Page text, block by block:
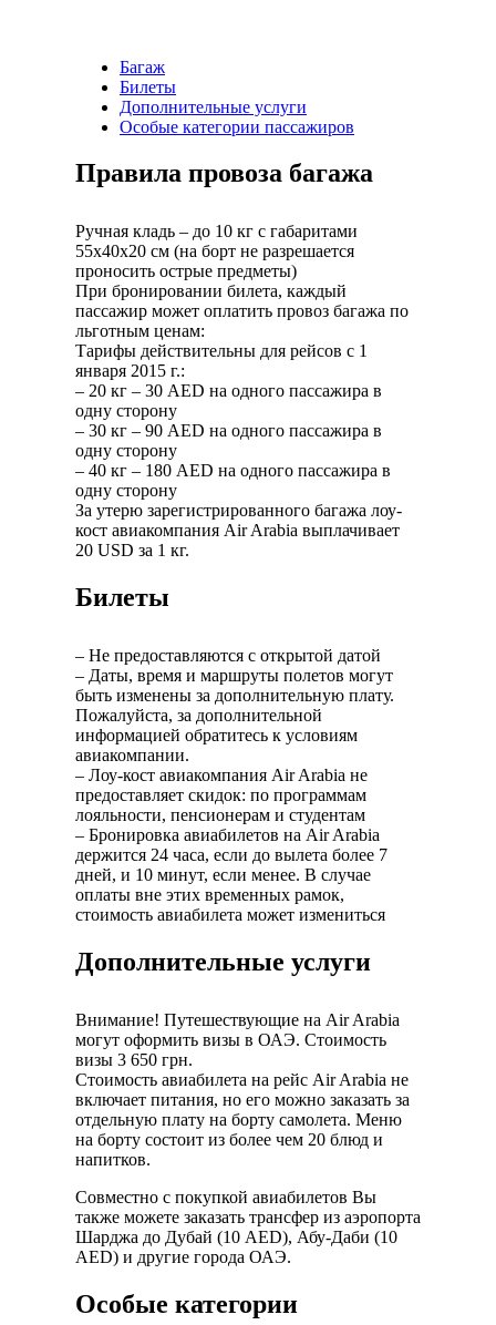
Багаж
Билеты
Дополнительные услуги
Особые категории пассажиров
Правила провоза багажа
Ручная кладь – до 10 кг с габаритами
55х40х20 см (на борт не разрешается
проносить острые предметы)
При бронировании билета, каждый
пассажир может оплатить провоз багажа по
льготным ценам:
Тарифы действительны для рейсов с 1
января 2015 г.:
– 20 кг – 30 AED на одного пассажира в
одну сторону
– 30 кг – 90 AED на одного пассажира в
одну сторону
– 40 кг – 180 AED на одного пассажира в
одну сторону
За утерю зарегистрированного багажа лоу-
кост авиакомпания Air Arabia выплачивает
20 USD за 1 кг.
Билеты
– Не предоставляются с открытой датой
– Даты, время и маршруты полетов могут
быть изменены за дополнительную плату.
Пожалуйста, за дополнительной
информацией обратитесь к условиям
авиакомпании.
– Лоу-кост авиакомпания Air Arabia не
предоставляет скидок: по программам
лояльности, пенсионерам и студентам
– Бронировка авиабилетов на Air Arabia
держится 24 часа, если до вылета более 7
дней, и 10 минут, если менее. В случае
оплаты вне этих временных рамок,
стоимость авиабилета может измениться
Дополнительные услуги
Внимание! Путешествующие на Air Arabia
могут оформить визы в ОАЭ. Стоимость
визы 3 650 грн.
Стоимость авиабилета на рейс Air Arabia не
включает питания, но его можно заказать за
отдельную плату на борту самолета. Меню
на борту состоит из более чем 20 блюд и
напитков.
Совместно с покупкой авиабилетов Вы
также можете заказать трансфер из аэропорта
Шарджа до Дубай (10 AED), Абу-Даби (10
AED) и другие города ОАЭ.
Особые категории